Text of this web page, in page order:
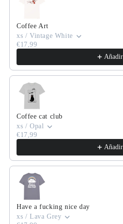
Coffee Art
xs / Vintage White
€17,99
Añadir
Coffee cat club
xs / Opal
€17,99
Añadir
Have a fucking nice day
xs / Lava Grey